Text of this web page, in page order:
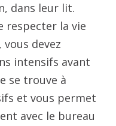
dans leur lit.
respecter la vie
devez
intensifs avant
se trouve à
et vous permet
avec le bureau